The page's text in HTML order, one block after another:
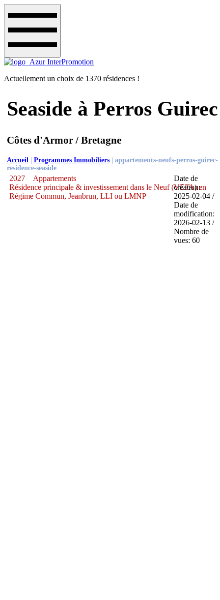
Actuellement un choix de 1370 résidences !
Seaside à Perros Guirec
Côtes d'Armor / Bretagne
Accueil |Programmes Immobiliers |appartements-neufs-perros-guirec-
residence-seaside
2027
Appartements
Résidence principale & investissement dans le Neuf (VEFA) en
Régime Commun, Jeanbrun, LLI ou LMNP
Date de
création:
2025-02-04 /
Date de
modification:
2026-02-13 /
Nombre de
vues: 60